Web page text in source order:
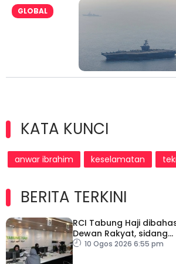
GLOBAL
KATA KUNCI
anwar ibrahim keselamatan
BERITA TERKINI
RCI Tabung Haji
Dewan Rakyat, sidang
khas teliti penemuan dan
10 Ogos 2026 6:55 pm